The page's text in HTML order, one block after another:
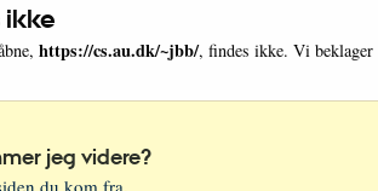
ikke
https://cs.au.dk/~jbb/, findes ikke. Vi beklager
jeg videre?
du kom fra.